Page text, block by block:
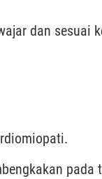
dan sesuai
pada